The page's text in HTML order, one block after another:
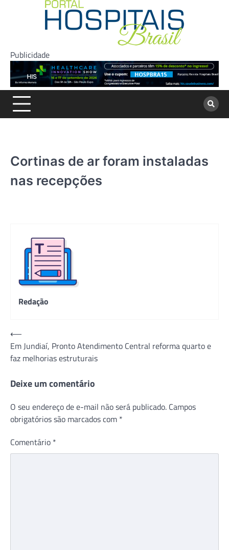
Publicidade
Cortinas de ar foram instaladas
nas recepções
Redação
Navegação
de
Post
⟵
Em Jundiaí, Pronto Atendimento Central reforma quarto e
faz melhorias estruturais
Deixe um comentário
O seu endereço de e-mail não será publicado. Campos
obrigatórios são marcados com *
Comentário *